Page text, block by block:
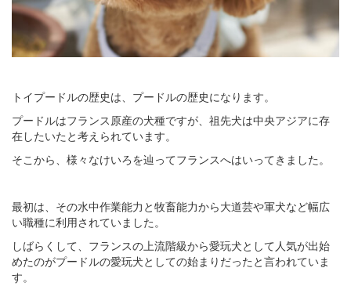
トイプードルの歴史は、プードルの歴史になります。
プードルはフランス原産の犬種ですが、祖先犬は中央アジアに存
在したいたと考えられています。
そこから、様々なけいろを辿ってフランスへはいってきました。
最初は、その水中作業能力と牧畜能力から大道芸や軍犬など幅広
い職種に利用されていました。
しばらくして、フランスの上流階級から愛玩犬として人気が出始
めたのがプードルの愛玩犬としての始まりだったと言われていま
す。